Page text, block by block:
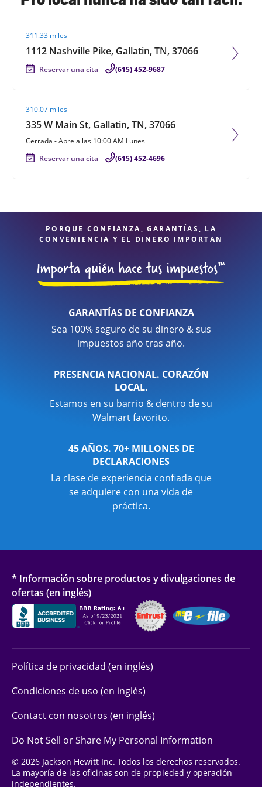
311.33 miles
1112 Nashville Pike, Gallatin, TN, 37066
Reservar una cita (615) 452-9687
310.07 miles
335 W Main St, Gallatin, TN, 37066
Cerrada -Abre a las 10:00 AM Lunes
Reservar una cita
(615) 452-4696
PORQUE CONFIANZA, GARANTÍAS, LA
CONVENIENCIA Y EL DINERO IMPORTAN
GARANTÍAS DE CONFIANZA
Sea 100% seguro de su dinero & sus
impuestos año tras año.
PRESENCIA NACIONAL. CORAZÓN
LOCAL.
Estamos en su barrio & dentro de su
Walmart favorito.
45 AÑOS. 70+ MILLONES DE
DECLARACIONES
La clase de experiencia confiada que
se adquiere con una vida de
práctica.
* Información sobre productos y divulgaciones de
ofertas (en inglés)
Política de privacidad (en inglés)
Condiciones de uso (en inglés)
Contact con nosotros (en inglés)
Do Not Sell or Share My Personal Information
© 2026 Jackson Hewitt Inc. Todos los derechos reservados.
La mayoría de las oficinas son de propieded y operación
independientes.